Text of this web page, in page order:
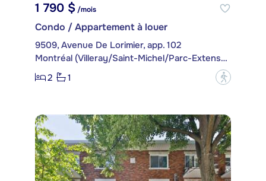
1 790 $/mois
Condo / Appartement à louer
9509, Avenue De Lorimier, app. 102
Montréal (Villeray/Saint-Michel/Parc-Extension)
2
1 ?